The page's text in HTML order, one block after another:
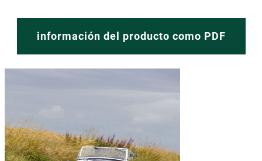
información del producto como PDF